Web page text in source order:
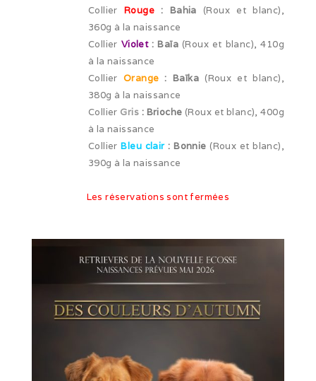
Après midi coquelicots (06/24)
Expo Saint Pouange (05/24)
Expo de Châlon (05/24)
Expo d’Offenburg (03/24)
Séance grimaces (01/24)
Soirée à Motey (08/23)
Bonne Année (12/22)
Sortie à la Loue (05/22)
Les trois clones (09/21)
Païko et les filles (03/21)
Collier Rouge : Bahia (Roux et blanc),
360g à la naissance
Collier Violet: Baïa (Roux et blanc), 410g
à la naissance
Collier Orange: Baïka (Roux et blanc),
380g à la naissance
Collier Gris : Brioche (Roux et blanc), 400g
à la naissance
Collier Bleu clair: Bonnie (Roux et blanc),
390g à la naissance
Les réservations sont fermées